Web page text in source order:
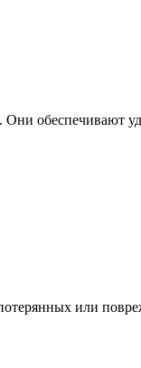
обеспечивают
или